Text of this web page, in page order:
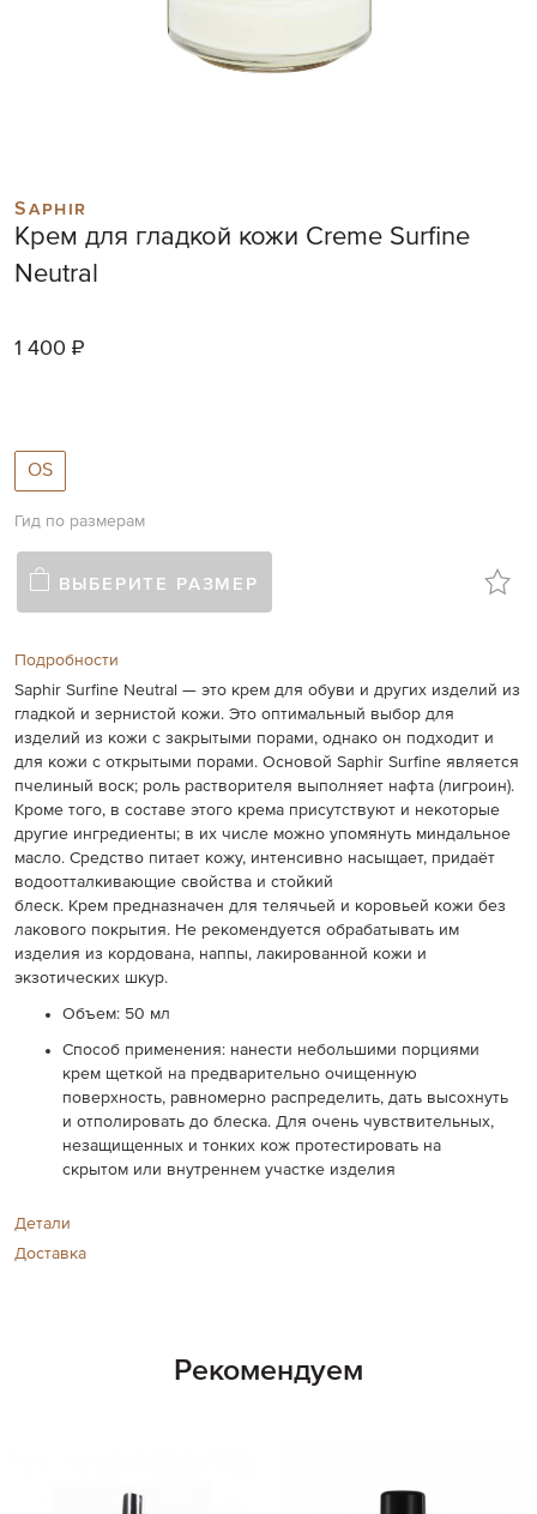
to
beginning
of
gallery
Saphir
Крем для гладкой кожи Creme Surfine
Neutral
1 400 ₽
OS
Гид по размерам
ВЫБЕРИТЕ РАЗМЕР
Подробности
Saphir Surfine Neutral — это крем для обуви и других изделий из
гладкой и зернистой кожи. Это оптимальный выбор для
изделий из кожи с закрытыми порами, однако он подходит и
для кожи с открытыми порами. Основой Saphir Surfine является
пчелиный воск; роль растворителя выполняет нафта (лигроин).
Кроме того, в составе этого крема присутствуют и некоторые
другие ингредиенты; в их числе можно упомянуть миндальное
масло. Средство питает кожу, интенсивно насыщает, придаёт
водоотталкивающие свойства и стойкий
блеск. Крем предназначен для телячьей и коровьей кожи без
лакового покрытия. Не рекомендуется обрабатывать им
изделия из кордована, наппы, лакированной кожи и
экзотических шкур.
Объем: 50 мл
Способ применения: нанести небольшими порциями
крем щеткой на предварительно очищенную
поверхность, равномерно распределить, дать высохнуть
и отполировать до блеска. Для очень чувствительных,
незащищенных и тонких кож протестировать на
скрытом или внутреннем участке изделия
Детали
Доставка
Рекомендуем